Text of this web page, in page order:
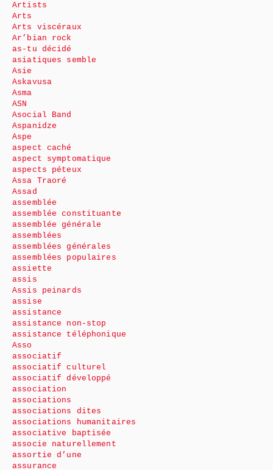
Artists
Arts
Arts viscéraux
Ar’bian rock
as-tu décidé
asiatiques semble
Asie
Askavusa
Asma
ASN
Asocial Band
Aspanidze
Aspe
aspect caché
aspect symptomatique
aspects péteux
Assa Traoré
Assad
assemblée
assemblée constituante
assemblée générale
assemblées
assemblées générales
assemblées populaires
assiette
assis
Assis peinards
assise
assistance
assistance non-stop
assistance téléphonique
Asso
associatif
associatif culturel
associatif développé
association
associations
associations dites
associations humanitaires
associative baptisée
associe naturellement
assortie d’une
assurance